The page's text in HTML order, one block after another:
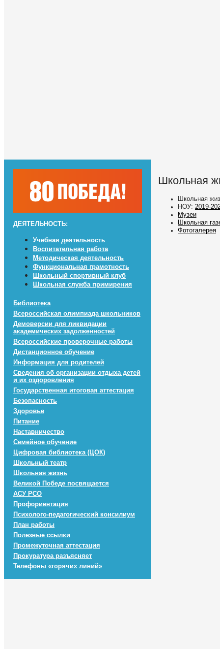
ДЕЯТЕЛЬНОСТЬ:
Учебная деятельность
Воспитательная работа
Методическая деятельность
Функциональная грамотность
Школьный спортивный клуб
Школьная служба примирения
Библиотека
Всероссийская олимпиада школьников
Демоверсии для ликвидации
академических задолженностей
Всероссийские проверочные работы
Дистанционное обучение
Информация для родителей
Сведения об организации отдыха детей
и их оздоровления
Государственная итоговая аттестация
Безопасность
Здоровье
Питание
Наставничество
Семейное обучение
Цифровая библиотека (ЦОК)
Школьный театр
Школьная жизнь
Великой Победе посвящается
АСУ РСО
Профориентация
Психолого-педагогический консилиум
План работы
Полезные ссылки
Промежуточная аттестация
Прокуратура разъясняет
Телефоны «горячих линий»
Школьная
Школьная
НОУ: 2019-
Музеи
Школьная
Фотогалерея